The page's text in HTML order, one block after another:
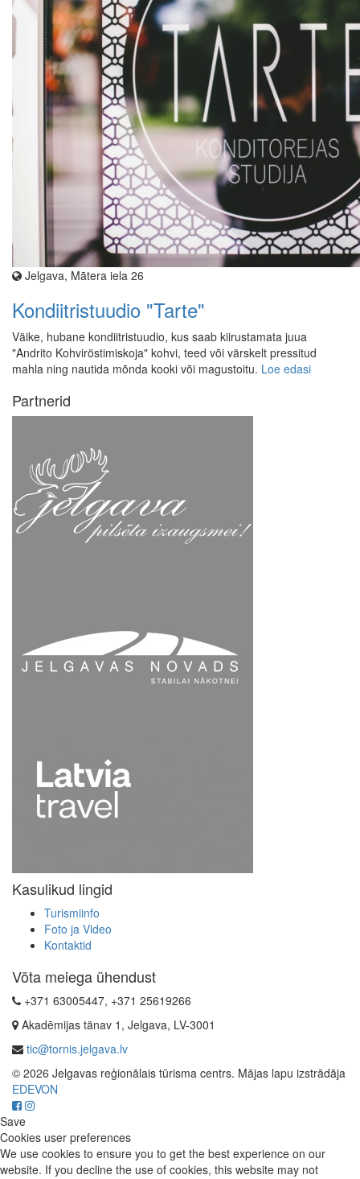
Jelgava, Mātera iela 26
Kondiitristuudio "Tarte"
Väike, hubane kondiitristuudio, kus saab kiirustamata juua
"Andrito Kohviröstimiskoja" kohvi, teed või värskelt pressitud
mahla ning nautida mõnda kooki või magustoitu. Loe edasi
Partnerid
Kasulikud lingid
Turismiinfo
Foto ja Video
Kontaktid
Võta meiega ühendust
+371 63005447, +371 25619266
Akadēmijas tänav 1, Jelgava, LV-3001
tic@tornis.jelgava.lv
© 2026 Jelgavas reģionālais tūrisma centrs. Mājas lapu izstrādāja
EDEVON
Save
Cookies user preferences
We use cookies to ensure you to get the best experience on our
website. If you decline the use of cookies, this website may not